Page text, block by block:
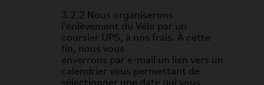
3.2.2 Nous organiserons
l'enlèvement du Vélo par un
coursier UPS, à nos frais. À cette
fin, nous vous
enverrons par e-mail un lien vers un
calendrier vous permettant de